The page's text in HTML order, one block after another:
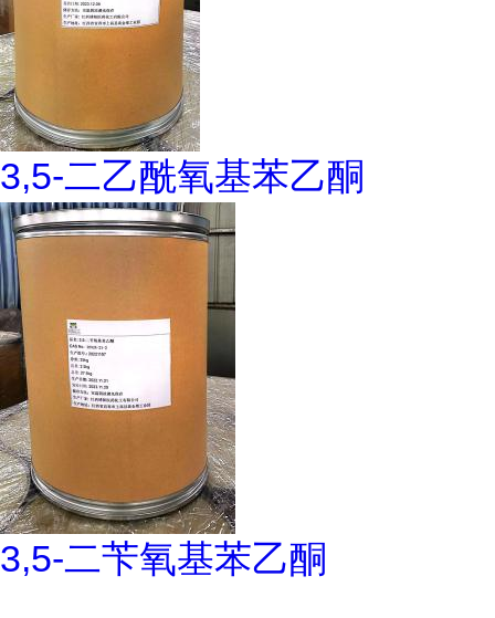
3,5-二乙酰氧基苯乙酮
3,5-二苄氧基苯乙酮